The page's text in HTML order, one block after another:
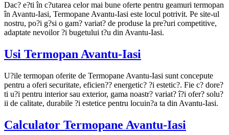
Dac? e?ti în c?utarea celor mai bune oferte pentru geamuri termopan
în Avantu-Iasi, Termopane Avantu-Iasi este locul potrivit. Pe site-ul
nostru, po?i g?si o gam? variat? de produse la pre?uri competitive,
adaptate nevoilor ?i bugetului t?u din Avantu-Iasi.
Usi Termopan Avantu-Iasi
U?ile termopan oferite de Termopane Avantu-Iasi sunt concepute
pentru a oferi securitate, eficien?? energetic? ?i estetic?. Fie c? dore?
ti u?i pentru interior sau exterior, gama noastr? variat? î?i ofer? solu?
ii de calitate, durabile ?i estetice pentru locuin?a ta din Avantu-Iasi.
Calculator Termopane Avantu-Iasi